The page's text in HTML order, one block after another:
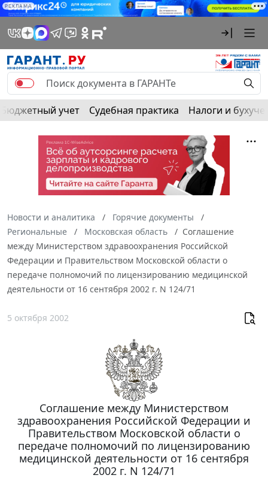
РЕКЛАМА
Бюджетный учет Судебная практика Налоги и
Новости и аналитика
Горячие документы
Региональные
Московская область
Соглашение
между Министерством здравоохранения Российской
Федерации и Правительством Московской области о
передаче полномочий по лицензированию медицинской
деятельности от 16 сентября 2002 г. N 124/71
5 октября 2002
Соглашение между Министерством
здравоохранения Российской Федерации и
Правительством Московской области о
передаче полномочий по лицензированию
медицинской деятельности от 16 сентября
2002 г. N 124/71